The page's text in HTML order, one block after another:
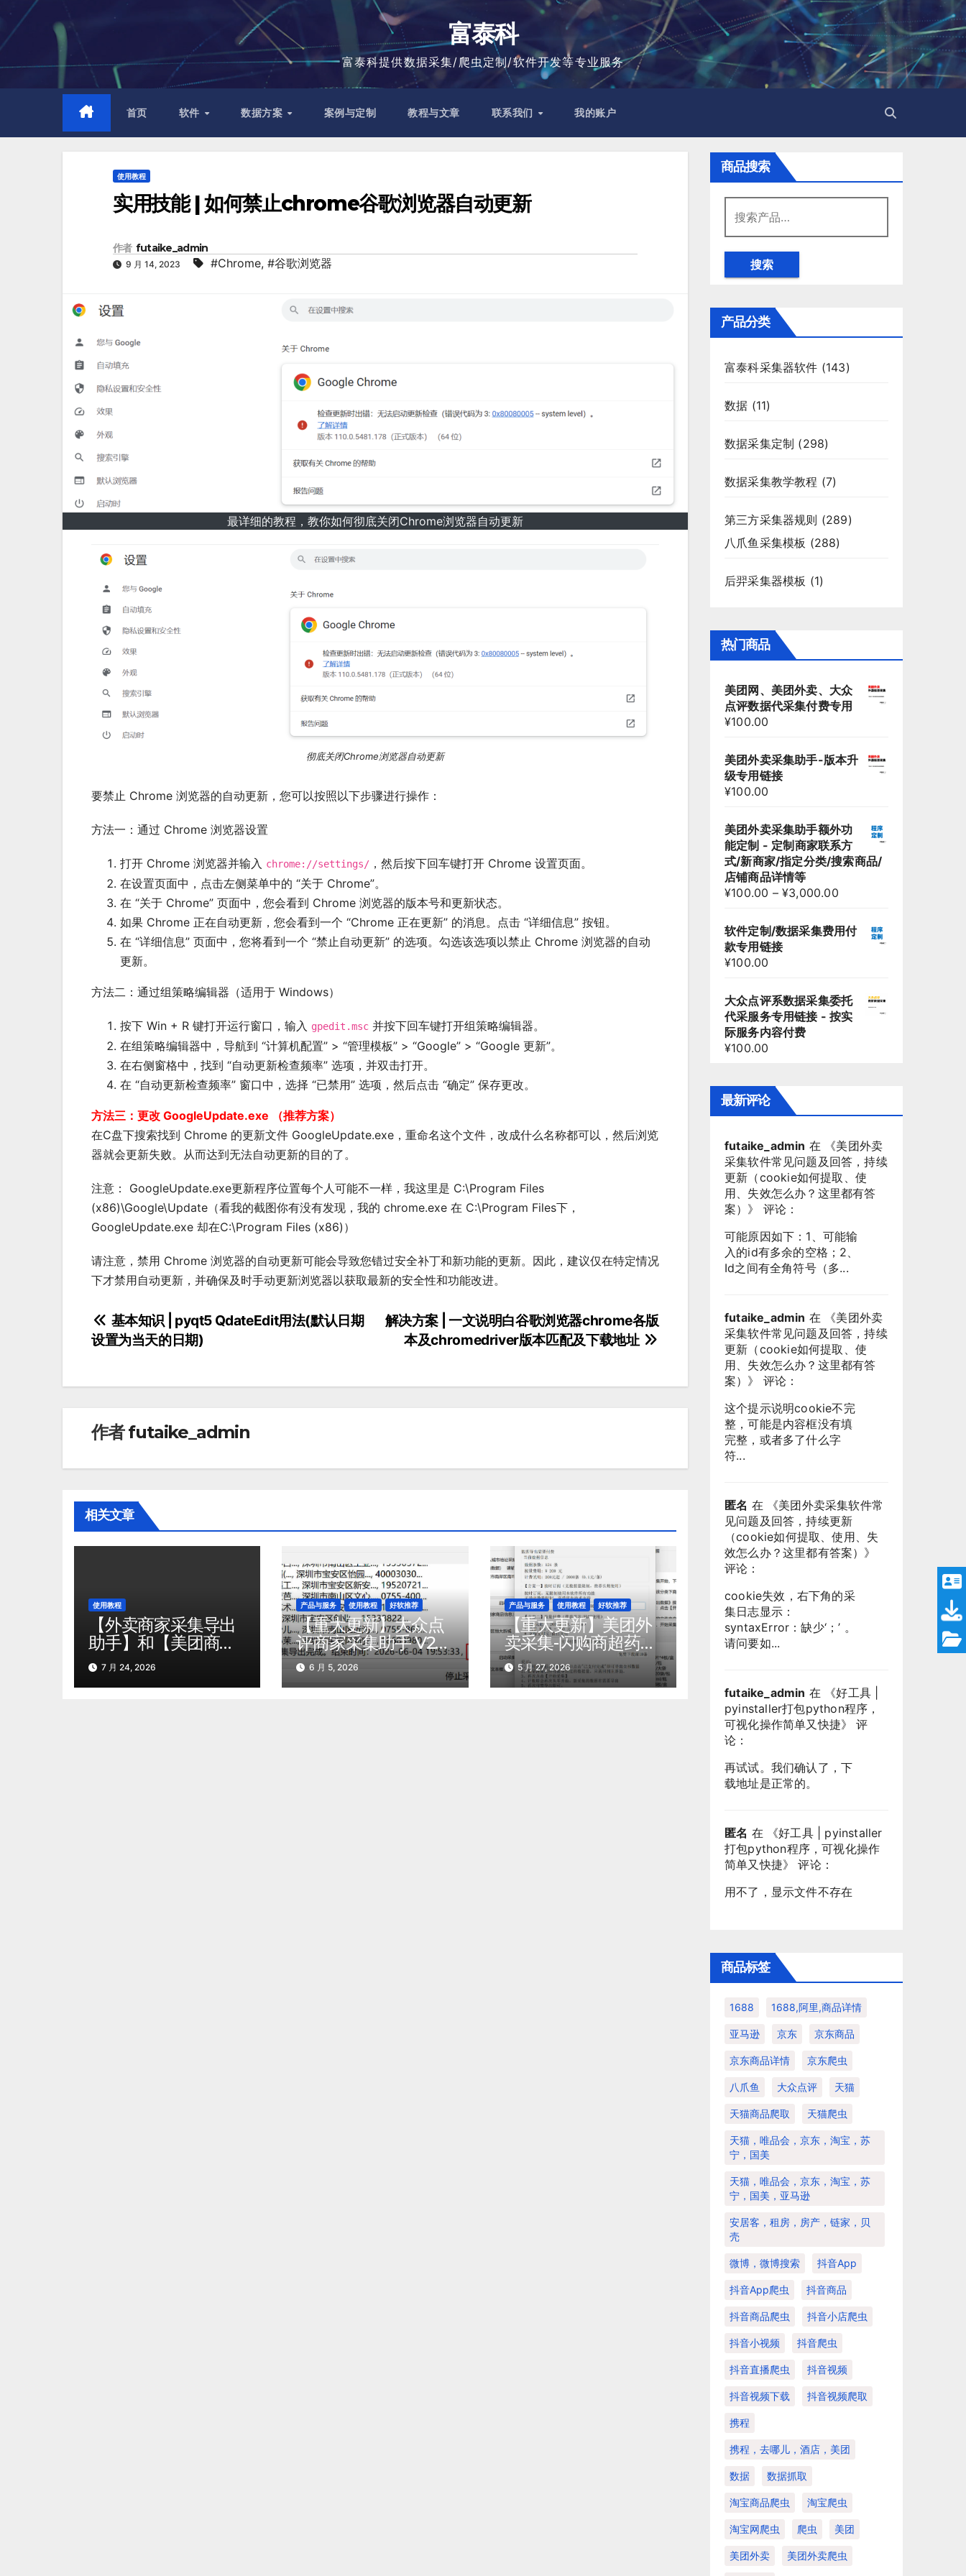
内
富泰科
富泰科提供数据采集/爬虫定制/软件开发等专业服务
首页 软件 数据方案 案例与定制 教程与文章 联系我们 我的账户
使用教程
实用技能 | 如何禁止chrome谷歌浏览器自动更新
作者 futaike_admin
9 月 14, 2023 #Chrome, #谷歌浏览器
最详细的教程，教你如何彻底关闭Chrome浏览器自动更新
彻底关闭Chrome浏览器自动更新
要禁止 Chrome 浏览器的自动更新，您可以按照以下步骤进行操作：
方法一：通过 Chrome 浏览器设置
打开 Chrome 浏览器并输入 chrome://settings/ ，然后按下回车键打开 Chrome 设置页面。
在设置页面中，点击左侧菜单中的 “关于 Chrome”。
在 “关于 Chrome” 页面中，您会看到 Chrome 浏览器的版本号和更新状态。
如果 Chrome 正在自动更新，您会看到一个 “Chrome 正在更新” 的消息。点击 “详细信息” 按钮。
在 “详细信息” 页面中，您将看到一个 “禁止自动更新” 的选项。勾选该选项以禁止 Chrome 浏览器的自动
更新。
方法二：通过组策略编辑器（适用于 Windows）
按下 Win + R 键打开运行窗口，输入 gpedit.msc 并按下回车键打开组策略编辑器。
在组策略编辑器中，导航到 “计算机配置” > “管理模板” > “Google” > “Google 更新”。
在右侧窗格中，找到 “自动更新检查频率” 选项，并双击打开。
在 “自动更新检查频率” 窗口中，选择 “已禁用” 选项，然后点击 “确定” 保存更改。
方法三：更改 GoogleUpdate.exe （推荐方案）
在C盘下搜索找到 Chrome 的更新文件 GoogleUpdate.exe，重命名这个文件，改成什么名称都可以，然后浏览
器就会更新失败。从而达到无法自动更新的目的了。
注意： GoogleUpdate.exe更新程序位置每个人可能不一样，我这里是 C:\Program Files
(x86)\Google\Update（看我的截图你有没有发现，我的 chrome.exe 在 C:\Program Files下，
GoogleUpdate.exe 却在C:\Program Files (x86)）
请注意，禁用 Chrome 浏览器的自动更新可能会导致您错过安全补丁和新功能的更新。因此，建议仅在特定情况
下才禁用自动更新，并确保及时手动更新浏览器以获取最新的安全性和功能改进。
文
解决方案 | 一文说明白谷歌浏览器chrome各版
本及chromedriver版本匹配及下载地址
基本知识 | pyqt5 QdateEdit用法(默认日期
设置为当天的日期)
作者futaike_admin
相关文章
使用教程
【外卖商家采集导出
助手】和【美团商家
采集导出助手】有什
么区别？这篇给你10
7 月 24, 2026
产品与服务 使用教程 好软推荐
【重大更新】大众点
评商家采集助手 V2
版速度提升 300%！
支持超过上百个行
6 月 5, 2026
产品与服务 使用教程 好软推荐
【重大更新】美团外
卖采集-闪购商超药房
整店商品导出 – 可以
按用户采集后需要的
5 月 27, 2026
商品搜索
索：
搜索
产品分类
富泰科采集器软件 (143)
数据 (11)
数据采集定制 (298)
数据采集教学教程 (7)
第三方采集器规则 (289)
八爪鱼采集模板 (288)
后羿采集器模板 (1)
热门商品
美团网、美团外卖、大众
点评数据代采集付费专用
¥100.00
美团外卖采集助手-版本升
级专用链接
¥100.00
美团外卖采集助手额外功
能定制 - 定制商家联系方
式/新商家/指定分类/搜索商品/
店铺商品详情等
¥100.00 –¥3,000.00
软件定制/数据采集费用付
款专用链接
¥100.00
大众点评系数据采集委托
代采服务专用链接 - 按实
际服务内容付费
¥100.00
最新评论
futaike_admin 在 《美团外卖
采集软件常见问题及回答，持续
更新（cookie如何提取、使
用、失效怎么办？这里都有答
案） 》 评论：
可能原因如下：1、可能输
入的id有多余的空格；2、
Id之间有全角符号（多...
futaike_admin 在 《美团外卖
采集软件常见问题及回答，持续
更新（cookie如何提取、使
用、失效怎么办？这里都有答
案） 》 评论：
这个提示说明cookie不完
整，可能是内容框没有填
完整，或者多了什么字
符...
匿名 在 《美团外卖采集软件常
见问题及回答，持续更新
（cookie如何提取、使用、失
效怎么办？这里都有答案） 》
评论：
cookie失效，右下角的采
集日志显示：
syntaxError：缺少‘；’ 。
请问要如...
futaike_admin 在 《好工具 |
pyinstaller打包python程序，
可视化操作简单又快捷》 评
论：
再试试。我们确认了，下
载地址是正常的。
匿名 在 《好工具 | pyinstaller
打包python程序，可视化操作
简单又快捷》 评论：
用不了，显示文件不存在
商品标签
1688 1688,阿里,商品详情
亚马逊 京东 京东商品
京东商品详情 京东爬虫
八爪鱼 大众点评 天猫
天猫商品爬取 天猫爬虫
天猫，唯品会，京东，淘宝，苏
宁，国美
天猫，唯品会，京东，淘宝，苏
宁，国美，亚马逊
安居客，租房，房产，链家，贝
壳
微博，微博搜索 抖音app
抖音app爬虫 抖音商品
抖音商品爬虫 抖音小店爬虫
抖音小视频 抖音爬虫
抖音直播爬虫 抖音视频
抖音视频下载 抖音视频爬取
携程
携程，去哪儿，酒店，美团
数据 数据抓取
淘宝商品爬虫 淘宝爬虫
淘宝网爬虫 爬虫 美团
美团外卖 美团外卖爬虫